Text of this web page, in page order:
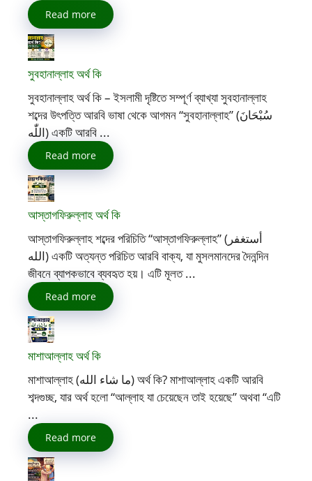
Read more
সুবহানাল্লাহ অর্থ কি
সুবহানাল্লাহ অর্থ কি – ইসলামী দৃষ্টিতে সম্পূর্ণ ব্যাখ্যা সুবহানাল্লাহ
শব্দের উৎপত্তি আরবি ভাষা থেকে আগমন “সুবহানাল্লাহ” (سُبْحَانَ
اللّٰه) একটি আরবি ...
Read more
আস্তাগফিরুল্লাহ অর্থ কি
আস্তাগফিরুল্লাহ শব্দের পরিচিতি “আস্তাগফিরুল্লাহ” (أستغفر
الله) একটি অত্যন্ত পরিচিত আরবি বাক্য, যা মুসলমানদের দৈনন্দিন
জীবনে ব্যাপকভাবে ব্যবহৃত হয়। এটি মূলত ...
Read more
মাশাআল্লাহ অর্থ কি
মাশাআল্লাহ (ما شاء الله) অর্থ কি? মাশাআল্লাহ একটি আরবি
শব্দগুচ্ছ, যার অর্থ হলো “আল্লাহ যা চেয়েছেন তাই হয়েছে” অথবা “এটি
...
Read more